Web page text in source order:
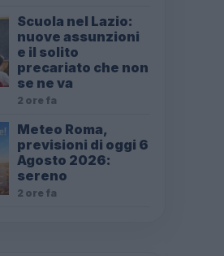
Scuola nel Lazio:
nuove assunzioni
e il solito
precariato che non
se ne va
2 ore fa
Meteo Roma,
previsioni di oggi 6
Agosto 2026:
sereno
2 ore fa